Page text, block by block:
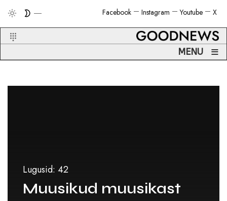
X
Youtube
Instagram
Facebook
MENU ≡
Lugusid: 42
Muusikud muusikast